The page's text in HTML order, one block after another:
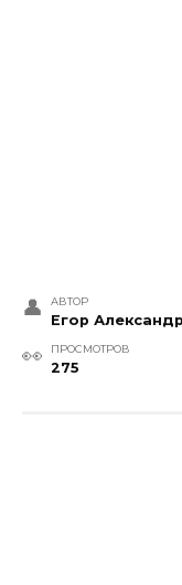
АВТОР
Егор
ПРОСМОТРОВ
275